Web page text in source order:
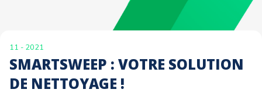
11 - 2021
SMARTSWEEP : VOTRE SOLUTION
DE NETTOYAGE !